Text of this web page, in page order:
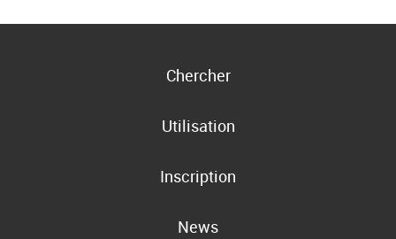
Chercher
Utilisation
Inscription
News